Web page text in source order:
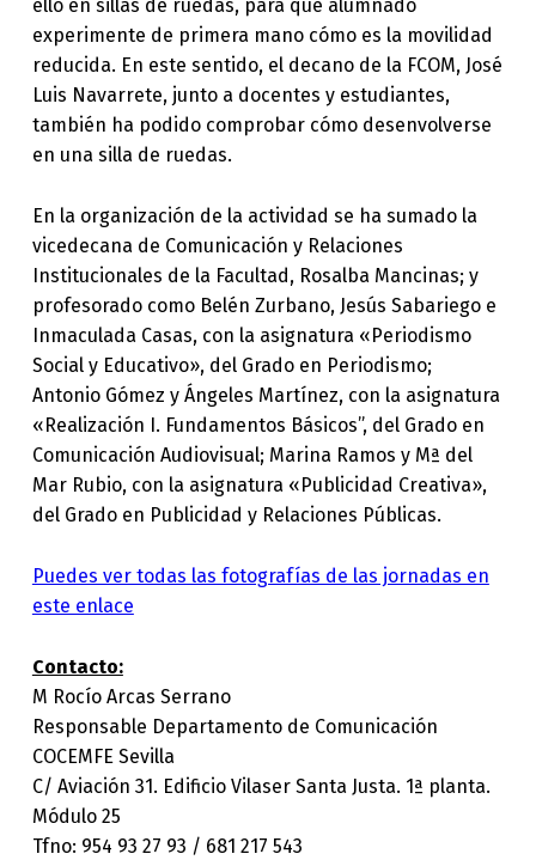
ello en sillas de ruedas, para que alumnado
experimente de primera mano cómo es la movilidad
reducida. En este sentido, el decano de la FCOM, José
Luis Navarrete, junto a docentes y estudiantes,
también ha podido comprobar cómo desenvolverse
en una silla de ruedas.
En la organización de la actividad se ha sumado la
vicedecana de Comunicación y Relaciones
Institucionales de la Facultad, Rosalba Mancinas; y
profesorado como Belén Zurbano, Jesús Sabariego e
Inmaculada Casas, con la asignatura «Periodismo
Social y Educativo», del Grado en Periodismo;
Antonio Gómez y Ángeles Martínez, con la asignatura
«Realización I. Fundamentos Básicos”, del Grado en
Comunicación Audiovisual; Marina Ramos y Mª del
Mar Rubio, con la asignatura «Publicidad Creativa»,
del Grado en Publicidad y Relaciones Públicas.
Puedes ver todas las fotografías de las jornadas en
este enlace
Contacto:
M Rocío Arcas Serrano
Responsable Departamento de Comunicación
COCEMFE Sevilla
C/ Aviación 31. Edificio Vilaser Santa Justa. 1ª planta.
Módulo 25
Tfno: 954 93 27 93 / 681 217 543